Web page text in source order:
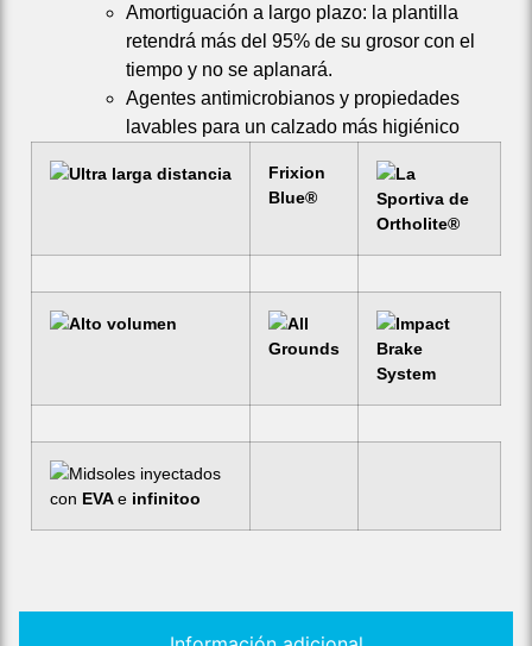
Amortiguación a largo plazo: la plantilla
retendrá más del 95% de su grosor con el
tiempo y no se aplanará.
Agentes antimicrobianos y propiedades
lavables para un calzado más higiénico
Ultra larga distancia
Frixion
Blue®
La
Sportiva de
Ortholite®
Alto volumen
All
Grounds
Impact
Brake
System
Midsoles inyectados
con EVAe infinitoo